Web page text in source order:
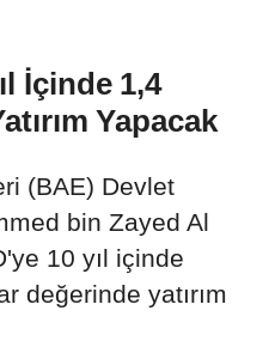
İçinde 1,4
Yapacak
(BAE) Devlet
bin Zayed Al
10 yıl içinde
değerinde yatırım